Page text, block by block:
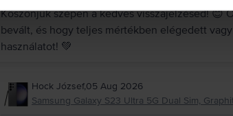
Köszönjük szépen a kedves visszajelzésed! 😊
bevált, és hogy teljes mértékben elégedett
használatot! 💚
Hock József,05 Aug 2026
Samsung Galaxy S23 Ultra 5G Dual Sim,